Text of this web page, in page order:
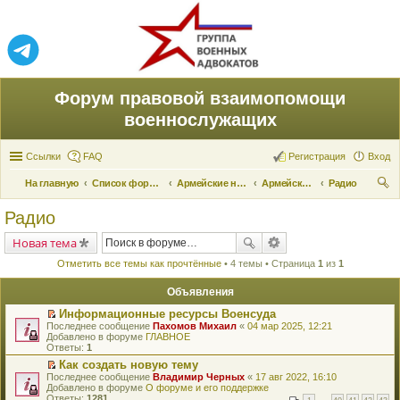
Форум правовой взаимопомощи
военнослужащих
Ссылки FAQ Вход
Регистрация
На главную Список форумов Армейские новости Армейские новости
Радио
Радио
Новая тема
Отметить все темы как прочтённые• 4 темы • Страница 1 из 1
Объявления
П
е
р
е
й
т
и
Информационные ресурсы Военсуда
Последнее сообщение Пахомов Михаил « 04 мар 2025, 12:21
Добавлено в форуме ГЛАВНОЕ
Ответы: 1
П
е
р
Как создать новую тему
Последнее сообщение Владимир Черных « 17 авг 2022, 16:10
Добавлено в форуме О форуме и его поддержке